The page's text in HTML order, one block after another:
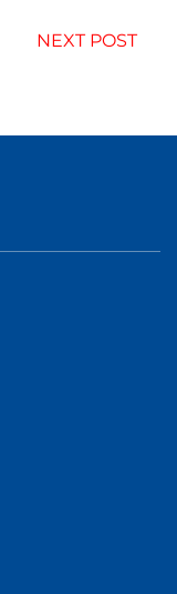
NEXT POST